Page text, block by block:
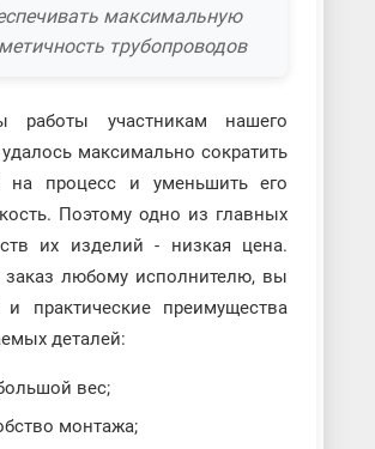
максимальную
трубопроводов
работы участникам нашего
максимально сократить
на процесс и уменьшить его
Поэтому одно из главных
их изделий - низкая цена.
заказ любому исполнителю, вы
и практические преимущества
деталей:
вес;
монтажа;